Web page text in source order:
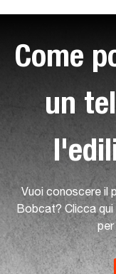
Come
un
Vuoi conoscere il
Bobcat? Clicca